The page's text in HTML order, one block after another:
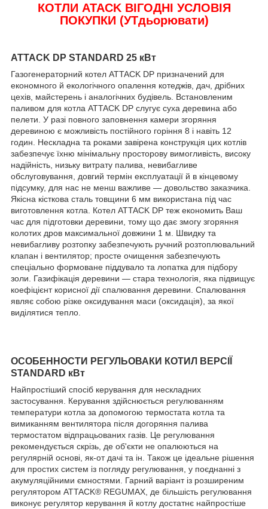
КОТЛИ ATACK ВІГОДНІ УСЛОВІЯ
ПОКУПКИ (УТдьорювати)
ATTACK DP STANDARD 25 кВт
Газогенераторний котел ATTACK DP призначений для
економного й екологічного опалення котеджів, дач, дрібних
цехів, майстерень і аналогічних будівель. Встановленим
паливом для котла ATTACK DP слугує суха деревина або
пелети. У разі повного заповнення камери згоряння
деревиною є можливість постійного горіння 8 і навіть 12
годин. Нескладна та роками завірена конструкція цих котлів
забезпечує їхню мінімальну просторову вимогливість, високу
надійність, низьку витрату палива, невибагливе
обслуговування, довгий термін експлуатації й в кінцевому
підсумку, для нас не менш важливе — довольство заказчика.
Якісна кісткова сталь товщини 6 мм використана під час
виготовлення котла. Котел ATTACK DP теж економить Ваш
час для підготовки деревини, тому що дає змогу згоряння
колотих дров максимальної довжини 1 м. Швидку та
невибагливу розтопку забезпечують ручний розтоплювальний
клапан і вентилятор; просте очищення забезпечують
спеціально формоване піддувало та лопатка для підбору
золи. Газифікація деревини — стара технологія, яка підвищує
коефіцієнт корисної дії спалювання деревини. Спалювання
являє собою різке оксидування маси (оксидація), за якої
виділятися тепло.
ОСОБЕННОСТИ РЕГУЛЬОВАКИ КОТИЛ ВЕРСІЇ
STANDARD кВт
Найпростіший спосіб керування для нескладних
застосування. Керування здійснюється регулюванням
температури котла за допомогою термостата котла та
вимиканням вентилятора після догоряння палива
термостатом відпрацьованих газів. Це регулювання
рекомендується скрізь, де об'єкти не опалюються на
регулярній основі, як-от дачі та ін. Також це ідеальне рішення
для простих систем із погляду регулювання, у поєднанні з
акумуляційними ємностями. Гарний варіант із розширеним
регулятором ATTACK® REGUMAX, де більшість регулювання
виконує регулятор керування й котлу достатнє найпростіше